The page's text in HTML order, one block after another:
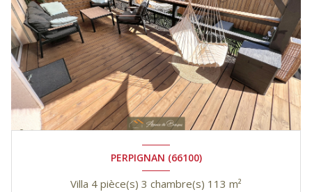
PERPIGNAN (66100)
Villa 4 pièce(s) 3 chambre(s) 113 m²